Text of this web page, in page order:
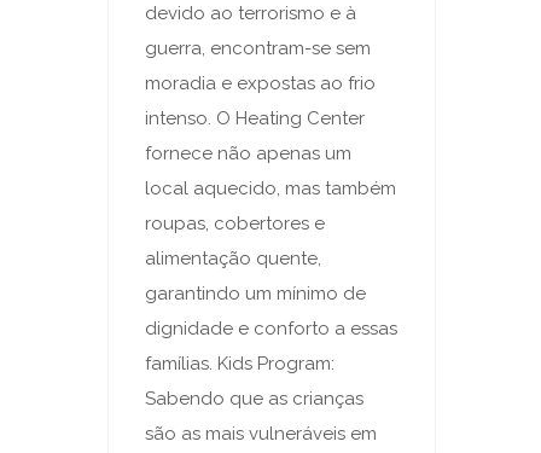
devido ao terrorismo e à
guerra, encontram-se sem
moradia e expostas ao frio
intenso. O Heating Center
fornece não apenas um
local aquecido, mas também
roupas, cobertores e
alimentação quente,
garantindo um mínimo de
dignidade e conforto a essas
famílias. Kids Program:
Sabendo que as crianças
são as mais vulneráveis em